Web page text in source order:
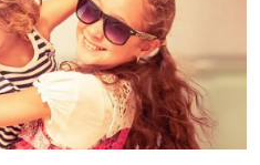
a luz do dia